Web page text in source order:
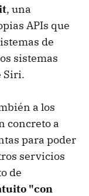
, una
APIs que
de
sistemas
Siri.
a los
concreto a
para poder
servicios
de
"con